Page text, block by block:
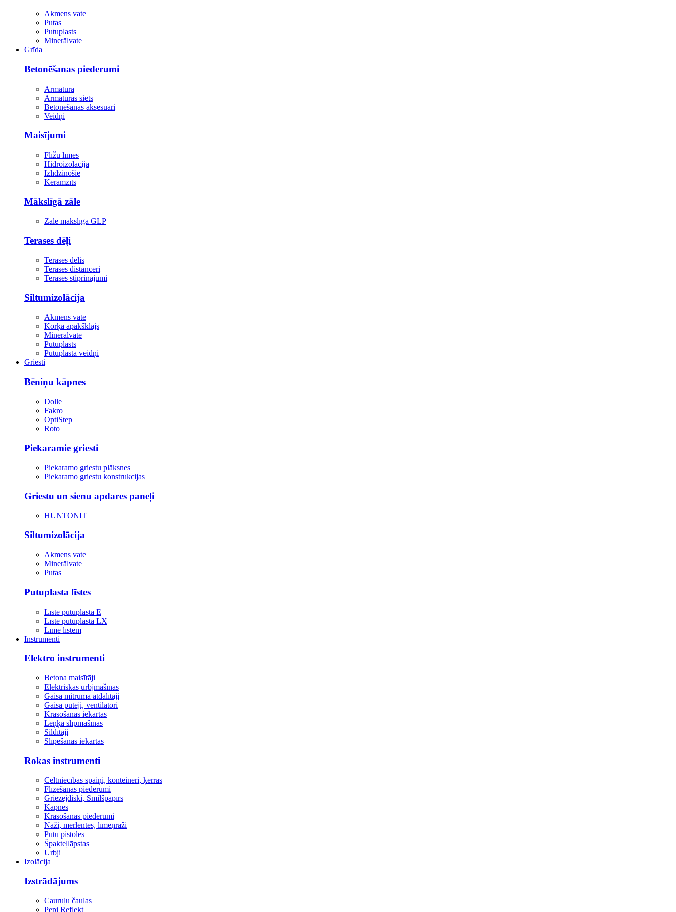
Akmens vate
Putas
Putuplasts
Minerālvate
Grīda
Betonēšanas piederumi
Armatūra
Armatūras siets
Betonēšanas aksesuāri
Veidņi
Maisījumi
Flīžu līmes
Hidroizolācija
Izlīdzinošie
Keramzīts
Mākslīgā zāle
Zāle mākslīgā GLP
Terases dēļi
Terases dēlis
Terases distanceri
Terases stiprinājumi
Siltumizolācija
Akmens vate
Korķa apakšklājs
Minerālvate
Putuplasts
Putuplasta veidņi
Griesti
Bēniņu kāpnes
Dolle
Fakro
OptiStep
Roto
Piekaramie griesti
Piekaramo griestu plāksnes
Piekaramo griestu konstrukcijas
Griestu un sienu apdares paneļi
HUNTONIT
Siltumizolācija
Akmens vate
Minerālvate
Putas
Putuplasta līstes
Līste putuplasta E
Līste putuplasta LX
Līme līstēm
Instrumenti
Elektro instrumenti
Betona maisītāji
Elektriskās urbjmašīnas
Gaisa mitruma atdalītāji
Gaisa pūtēji, ventilatori
Krāsošanas iekārtas
Leņķa slīpmašīnas
Sildītāji
Slīpēšanas iekārtas
Rokas instrumenti
Celtniecības spaiņi, konteineri, ķerras
Flīzēšanas piederumi
Griezējdiski, Smilšpapīrs
Kāpnes
Krāsošanas piederumi
Naži, mērlentes, līmeņrāži
Putu pistoles
Špakteļlāpstas
Urbji
Izolācija
Izstrādājums
Cauruļu čaulas
Pepi Reflekt